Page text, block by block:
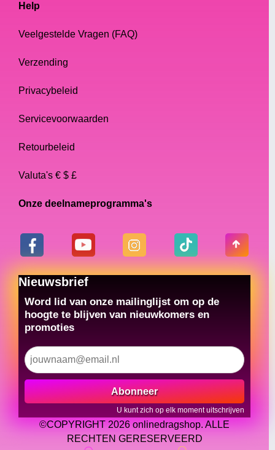
Help
Veelgestelde Vragen (FAQ)
Verzending
Privacybeleid
Servicevoorwaarden
Retourbeleid
Valuta's € $ £
Onze deelnameprogramma's
Nieuwsbrief
Word lid van onze mailinglijst om op de
hoogte te blijven van nieuwkomers en
promoties
Abonneer
U kunt zich op elk moment uitschrijven
©COPYRIGHT 2026 onlinedragshop. ALLE
RECHTEN GERESERVEERD